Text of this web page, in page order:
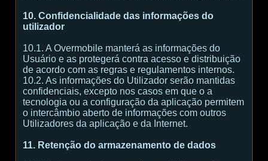
10. Confidencialidade das informações do
utilizador
10.1. A Overmobile manterá as informações do
Usuário e as protegerá contra acesso e distribuição
de acordo com as regras e regulamentos internos.
10.2. As informações do Utilizador serão mantidas
confidenciais, excepto nos casos em que o a
tecnologia ou a configuração da aplicação permitem
o intercâmbio aberto de informações com outros
Utilizadores da aplicação e da Internet.
11. Retenção do armazenamento de dados